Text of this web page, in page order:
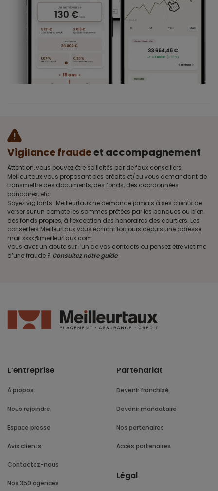
Vigilance fraudeet accompagnement
Attention, vous pouvez être sollicités par de faux conseillers
Meilleurtaux vous proposant des crédits et/ou vous demandant de
transmettre des documents, des fonds, des coordonnées
bancaires, etc.
Soyez vigilants · Meilleurtaux ne demande jamais à ses clients de
verser sur un compte les sommes prêtées par les banques ou bien
des fonds propres, à l’exception des honoraires des courtiers. Les
conseillers Meilleurtaux vous écriront toujours depuis une adresse
mail xxxx@meilleurtaux.com
Vous avez un doute sur l’un de vos contacts ou pensez être victime
d’une fraude ? Consultez notre guide.
L’entreprise
À propos
Nous rejoindre
Espace presse
Avis clients
Contactez-nous
Nos 350 agences
Partenariat
Devenir franchisé
Devenir mandataire
Nos partenaires
Accès partenaires
Légal